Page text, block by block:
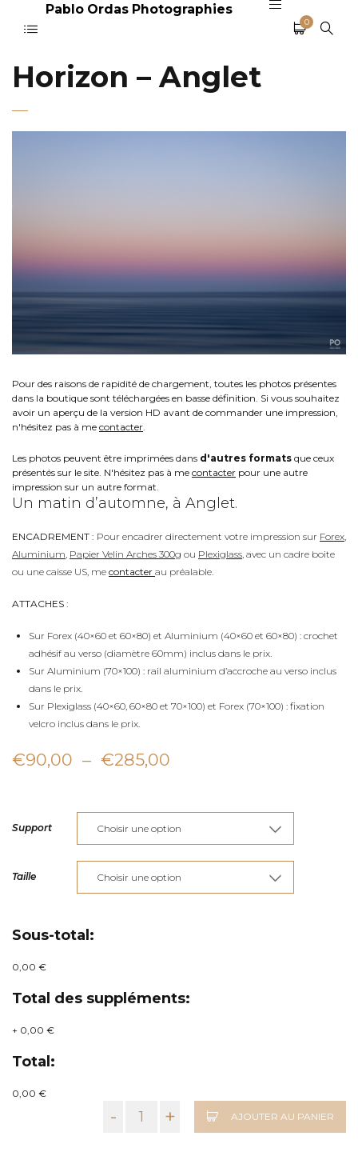
Pablo Ordas Photographies
0
Horizon – Anglet
Pour des raisons de rapidité de chargement, toutes les photos présentes
dans la boutique sont téléchargées en basse définition. Si vous souhaitez
avoir un aperçu de la version HD avant de commander une impression,
n'hésitez pas à me contacter
Les photos peuvent être imprimées dans d'autres formats que ceux
présentés sur le site. N'hésitez pas à me contacter pour une autre
impression sur un autre format.
Un matin d’automne, à Anglet.
ENCADREMENT : Pour encadrer directement votre impression sur Forex
Aluminium Papier Velin Arches 300g ou Plexiglass , avec un cadre boite
ou une caisse US, me contacter au préalable.
ATTACHES :
Sur Forex (40×60 et 60×80) et Aluminium (40×60 et 60×80) : crochet
adhésif au verso (diamètre 60mm) inclus dans le prix.
Sur Aluminium (70×100) : rail aluminium d’accroche au verso inclus
dans le prix.
Sur Plexiglass (40×60, 60×80 et 70×100) et Forex (70×100) : fixation
velcro inclus dans le prix.
€90,00 – €285,00
prix :
€90,00
à
€285,00
Support
Taille
Sous-total:
0,00 €
Total des suppléments:
+ 0,00 €
Total:
0,00 €
- + AJOUTER AU PANIER